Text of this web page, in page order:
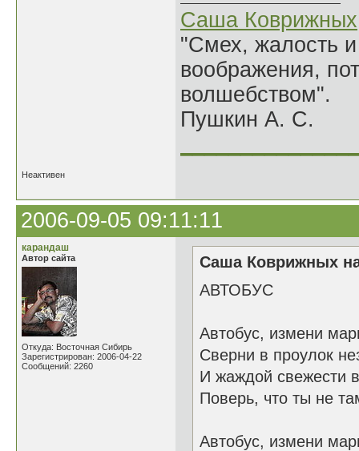
Саша Коврижных
"Смех, жалость
воображения,
волшебством".
Пушкин А. С.
Неактивен
2006-09-05 09:11:11
карандаш
Автор сайта
Откуда: Восточная Сибирь
Зарегистрирован: 2006-04-22
Сообщений: 2260
Саша Коврижных
АВТОБУС
Автобус, измени
Сверни в проулок
И жаждой свежести
Поверь, что ты не
Автобус, измени